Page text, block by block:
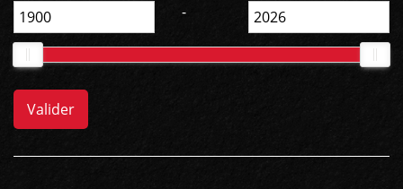
-
Valider